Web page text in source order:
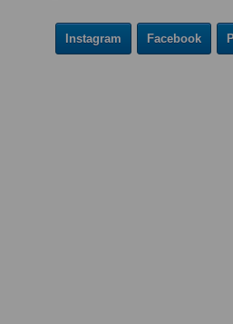
Instagram Facebook